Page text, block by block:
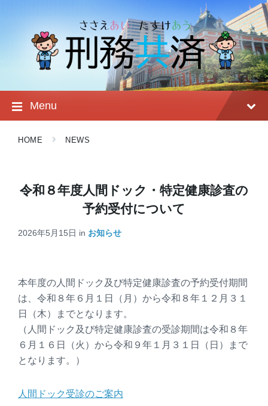
navigation
Menu
HOME NEWS
令和８年度人間ドック・特定健康診査の
予約受付について
2026年5月15日 in お知らせ
本年度の人間ドック及び特定健康診査の予約受付期間
は、令和８年６月１日（月）から令和８年１２月３１
日（木）までとなります。
（人間ドック及び特定健康診査の受診期間は令和８年
６月１６日（火）から令和９年１月３１日（日）まで
となります。）
人間ドック受診のご案内